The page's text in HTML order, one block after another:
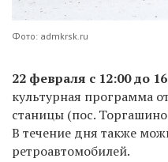
Фото: admkrsk.ru
22 февраля с 12:00 до
культурная программа
станицы (пос.
В течение дня также
ретроавтомобилей.